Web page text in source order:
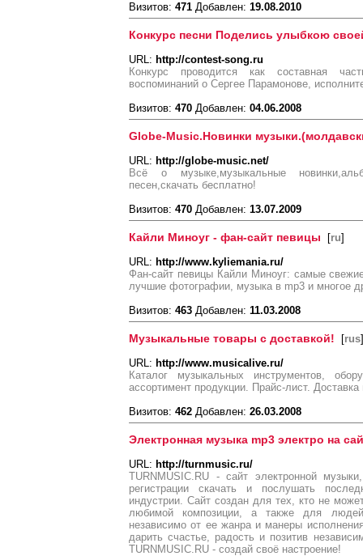
Визитов: 471 Добавлен: 19.08.2010
Конкурс песни Поделись улыбкою
URL: http://contest-song.ru
Конкурс проводится как составная
воспоминаний о Сергее Парамонове,
Визитов: 470 Добавлен: 04.06.2008
Globe-Music.Новинки
URL: http://globe-music.net/
Всё о музыке,музыкальные
песен,скачать бесплатно!
Визитов: 470 Добавлен: 13.07.2009
Кайли Миноуг - фан-сайт певицы [ru]
URL: http://www.kyliemania.ru/
Фан-сайт певицы Кайли Миноуг: самые
лучшие фотографии, музыка в mp3 и многое
Визитов: 463 Добавлен: 11.03.2008
Музыкальные товары с доставкой! [rus]
URL: http://www.musicalive.ru/
Каталог музыкальных инструментов,
ассортимент продукции. Прайс-лист.
Визитов: 462 Добавлен: 26.03.2008
Электронная музыка mp3 электро на
URL: http://turnmusic.ru/
TURNMUSIC.RU - сайт электронной
регистрации скачать и послушать
индустрии. Сайт создан для тех, кто не
любимой композиции, а также для
независимо от ее жанра и манеры
дарить счастье, радость и позитив
TURNMUSIC.RU - создай своё настроение!